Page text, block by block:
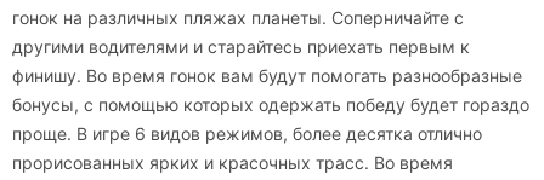
гонок на различных пляжах планеты. Соперничайте с
другими водителями и старайтесь приехать первым к
финишу. Во время гонок вам будут помогать разнообразные
бонусы, с помощью которых одержать победу будет гораздо
проще. В игре 6 видов режимов, более десятка отлично
прорисованных ярких и красочных трасс. Во время